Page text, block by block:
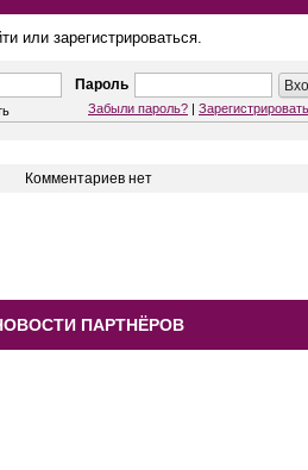
или зарегистрироваться.
Пароль
Забыли пароль? |
Комментариев нет
ПАРТНЁРОВ